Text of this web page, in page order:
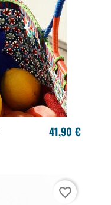
41,90 €
favorite_border